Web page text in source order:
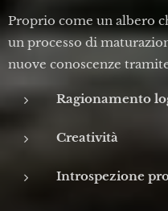
Proprio come un albero
un processo di
nuove conoscenze
Ragionamento
Creatività
Introspezione